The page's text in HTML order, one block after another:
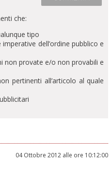
che:
tipo
dell’ordine pubblico e
non provate e/o non provabili e
pertinenti all’articolo al quale
04 Ottobre 2012 alle ore 10:12:00